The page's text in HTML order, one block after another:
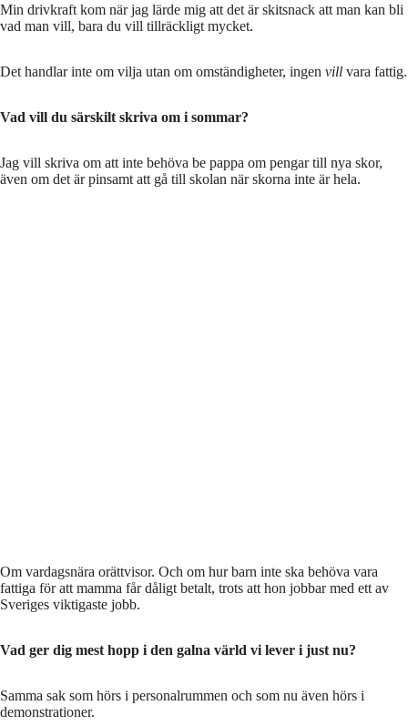
Min drivkraft kom när jag lärde mig att det är skitsnack att man kan bli
vad man vill, bara du vill tillräckligt mycket.
Det handlar inte om vilja utan om omständigheter, ingen vill vara fattig.
Vad vill du särskilt skriva om i sommar?
Jag vill skriva om att inte behöva be pappa om pengar till nya skor,
även om det är pinsamt att gå till skolan när skorna inte är hela.
Om vardagsnära orättvisor. Och om hur barn inte ska behöva vara
fattiga för att mamma får dåligt betalt, trots att hon jobbar med ett av
Sveriges viktigaste jobb.
Vad ger dig mest hopp i den galna värld vi lever i just nu?
Samma sak som hörs i personalrummen och som nu även hörs i
demonstrationer.